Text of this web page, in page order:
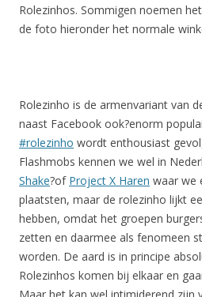
Rolezinhos. Sommigen noemen
de foto hieronder het normale
Rolezinho is de armenvariant van
naast Facebook ook?enorm
#rolezinho wordt enthousiast
Flashmobs kennen we wel in
Shake?of Project X Haren waar we
plaatsten, maar de rolezinho lijkt
hebben, omdat het groepen
zetten en daarmee als fenomeen
worden. De aard is in principe
Rolezinhos komen bij elkaar en